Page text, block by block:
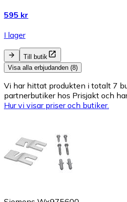
595 kr
I lager
Till butik
Visa alla erbjudanden (8)
Vi har hittat produkten i totalt 7
partnerbutiker hos Prisjakt och
Hur vi visar priser och butiker.